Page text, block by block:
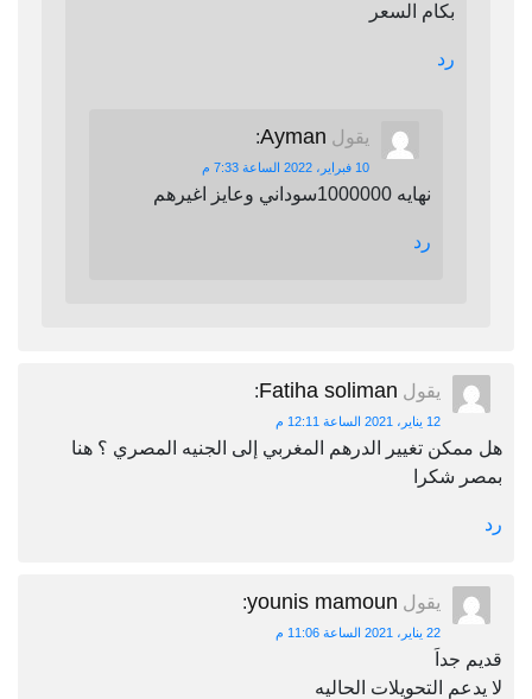
بكام السعر
رد
يقول Ayman
:
10 فبراير، 2022 الساعة 7:33 م
نهايه 1000000سوداني وعايز اغيرهم
رد
يقول Fatiha soliman
:
12 يناير، 2021 الساعة 12:11 م
هل ممكن تغيير الدرهم المغربي إلى الجنيه المصري ؟ هنا
بمصر شكرا
رد
يقول younis mamoun
:
22 يناير، 2021 الساعة 11:06 م
قديم جداَ
لا يدعم التحويلات الحاليه